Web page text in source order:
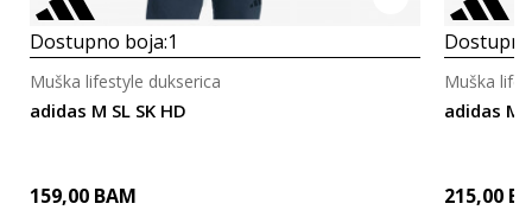
Dostupno boja:1
adidas M SL SK HD
Muška lifestyle dukserica
159,00 BAM
adidas M
Muška
215,00